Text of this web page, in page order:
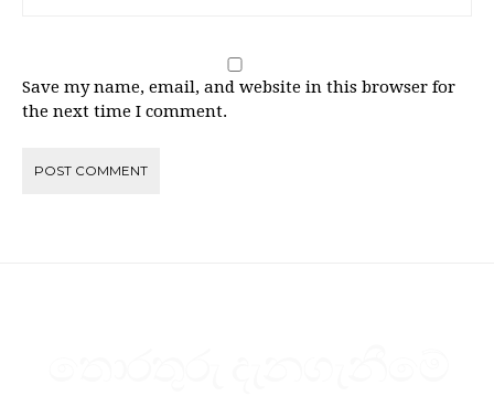
Save my name, email, and website in this browser for
the next time I comment.